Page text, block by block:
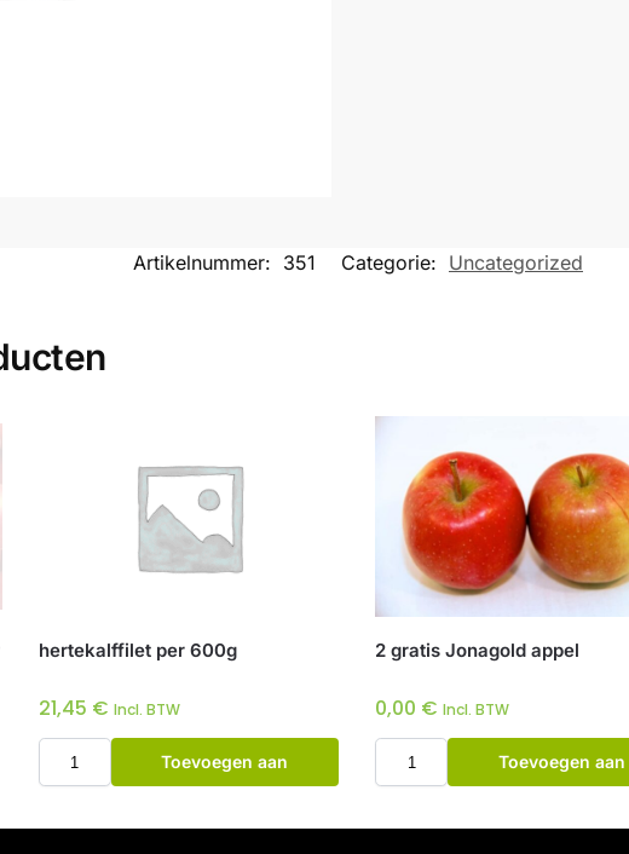
Artikelnummer: 351 Categorie: Uncategorized
hertekalffilet per 600g
21,45 € Incl. BTW
Toevoegen aan
2 gratis Jonagold appel
0,00 € Incl. BTW
Toevoegen aan